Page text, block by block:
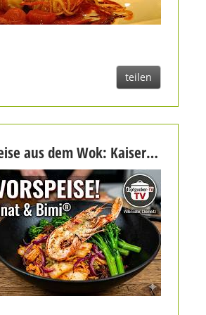
teilen
Edel-Vorspeise aus dem Wok: Kaisergranat auf Kimchi & Bimi® | Villa Esche Chemnitz